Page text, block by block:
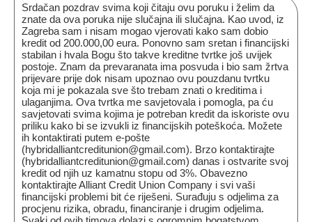
Srdačan pozdrav svima koji čitaju ovu poruku i želim da
znate da ova poruka nije slučajna ili slučajna. Kao uvod, iz
Zagreba sam i nisam mogao vjerovati kako sam dobio
kredit od 200.000,00 eura. Ponovno sam sretan i financijski
stabilan i hvala Bogu što takve kreditne tvrtke još uvijek
postoje. Znam da prevaranata ima posvuda i bio sam žrtva
prijevare prije dok nisam upoznao ovu pouzdanu tvrtku
koja mi je pokazala sve što trebam znati o kreditima i
ulaganjima. Ova tvrtka me savjetovala i pomogla, pa ću
savjetovati svima kojima je potreban kredit da iskoriste ovu
priliku kako bi se izvukli iz financijskih poteškoća. Možete
ih kontaktirati putem e-pošte
(hybridalliantcreditunion@gmail.com). Brzo kontaktirajte
(hybridalliantcreditunion@gmail.com) danas i ostvarite svoj
kredit od njih uz kamatnu stopu od 3%. Obavezno
kontaktirajte Alliant Credit Union Company i svi vaši
financijski problemi bit će riješeni. Surađuju s odjelima za
procjenu rizika, obradu, financiranje i drugim odjelima.